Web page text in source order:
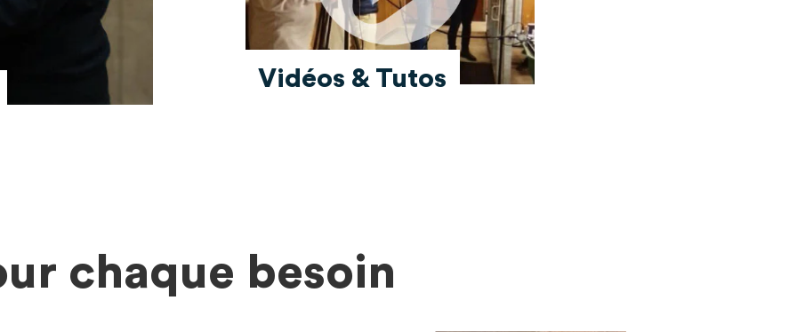
Vidéos & Tutos
chaque besoin